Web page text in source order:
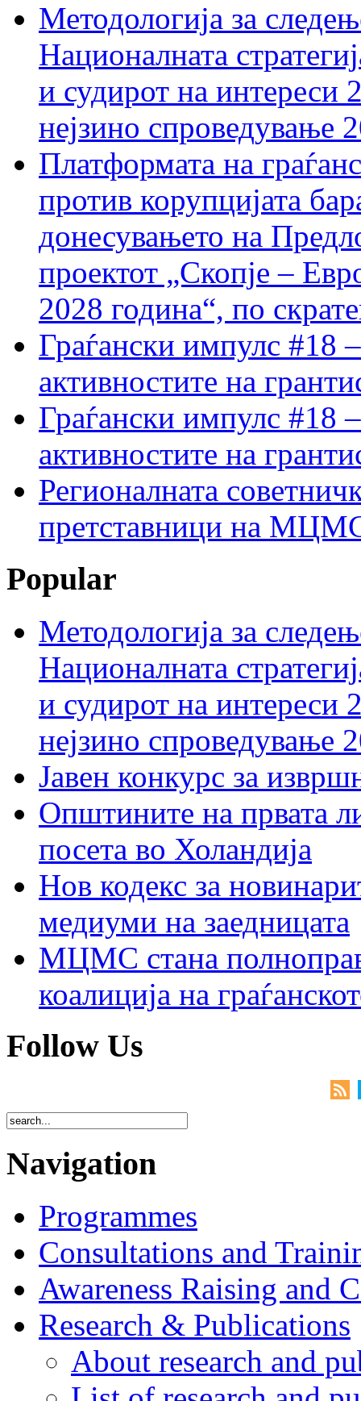
Методологија за
Националната
и судирот на интереси
нејзино спроведување
Платформата на
против корупцијата
донесувањето на
проектот „Скопје –
2028 година“, по
Граѓански импулс #18
активностите на
Граѓански импулс #18
активностите на
Регионалната
претставници на МЦМС
Popular
Методологија за
Националната
и судирот на интереси
нејзино спроведување
Јавен конкурс за
Општините на првата
посета во Холандија
Нов кодекс за
медиуми на заедницата
МЦМС стана
коалиција на
Follow Us
Navigation
Programmes
Consultations and
Awareness Raising and
Research & Publications
About research and